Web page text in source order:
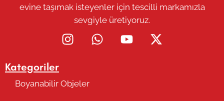
evine taşımak isteyenler için tescilli markamızla
sevgiyle üretiyoruz.
Kategoriler
Boyanabilir Objeler